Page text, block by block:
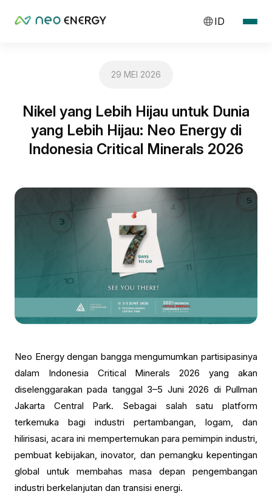
ID
29 MEI 2026
Nikel yang Lebih Hijau untuk Dunia
yang Lebih Hijau: Neo Energy di
Indonesia Critical Minerals 2026
Neo Energy dengan bangga mengumumkan partisipasinya
dalam Indonesia Critical Minerals 2026 yang akan
diselenggarakan pada tanggal 3–5 Juni 2026 di Pullman
Jakarta Central Park. Sebagai salah satu platform
terkemuka bagi industri pertambangan, logam, dan
hilirisasi, acara ini mempertemukan para pemimpin industri,
pembuat kebijakan, inovator, dan pemangku kepentingan
global untuk membahas masa depan pengembangan
industri berkelanjutan dan transisi energi.